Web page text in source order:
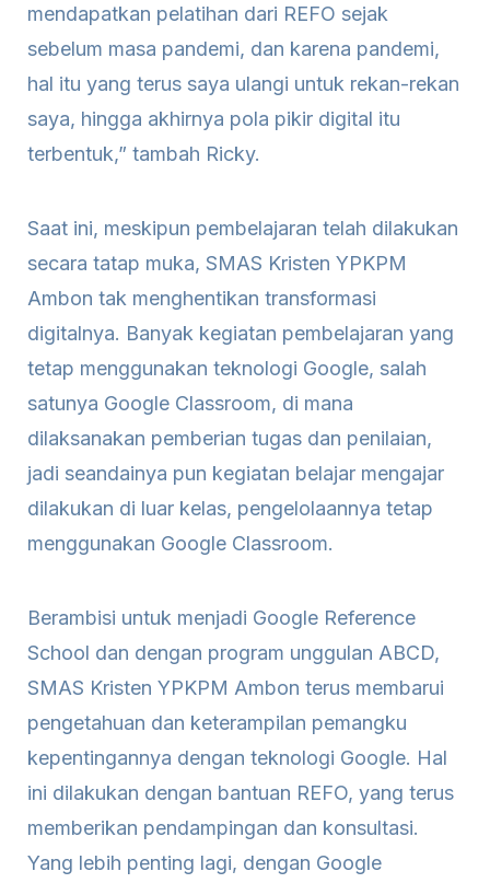
mendapatkan pelatihan dari REFO sejak
sebelum masa pandemi, dan karena pandemi,
hal itu yang terus saya ulangi untuk rekan-rekan
saya, hingga akhirnya pola pikir digital itu
terbentuk,” tambah Ricky.
Saat ini, meskipun pembelajaran telah dilakukan
secara tatap muka, SMAS Kristen YPKPM
Ambon tak menghentikan transformasi
digitalnya. Banyak kegiatan pembelajaran yang
tetap menggunakan teknologi Google, salah
satunya Google Classroom, di mana
dilaksanakan pemberian tugas dan penilaian,
jadi seandainya pun kegiatan belajar mengajar
dilakukan di luar kelas, pengelolaannya tetap
menggunakan Google Classroom.
Berambisi untuk menjadi Google Reference
School dan dengan program unggulan ABCD,
SMAS Kristen YPKPM Ambon terus membarui
pengetahuan dan keterampilan pemangku
kepentingannya dengan teknologi Google. Hal
ini dilakukan dengan bantuan REFO, yang terus
memberikan pendampingan dan konsultasi.
Yang lebih penting lagi, dengan Google